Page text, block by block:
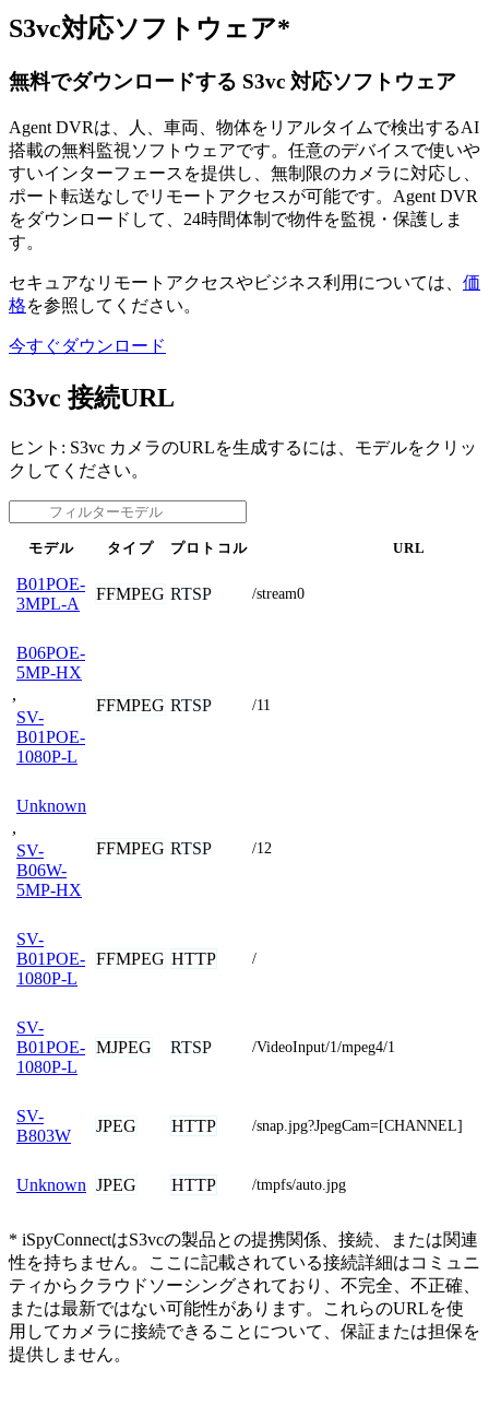
S3vc対応ソフトウェア*
無料でダウンロードする S3vc 対応ソフトウェア
Agent DVRは、人、車両、物体をリアルタイムで検出するAI
搭載の無料監視ソフトウェアです。任意のデバイスで使いや
すいインターフェースを提供し、無制限のカメラに対応し、
ポート転送なしでリモートアクセスが可能です。Agent DVR
をダウンロードして、24時間体制で物件を監視・保護しま
す。
セキュアなリモートアクセスやビジネス利用については、 価
格を参照してください。
今すぐダウンロード
S3vc 接続URL
ヒント: S3vc カメラのURLを生成するには、モデルをクリッ
クしてください。
モデル タイプ プロトコル URL
B01POE-
3MPL-A
FFMPEG RTSP /stream0
B06POE-
5MP-HX
,
SV-
B01POE-
1080P-L
FFMPEG RTSP /11
Unknown
,
SV-
B06W-
5MP-HX
FFMPEG RTSP /12
SV-
B01POE-
1080P-L
FFMPEG HTTP /
SV-
B01POE-
1080P-L
MJPEG RTSP /VideoInput/1/mpeg4/1
SV-
B803W
JPEG HTTP /snap.jpg?JpegCam=[CHANNEL]
Unknown JPEG HTTP /tmpfs/auto.jpg
* iSpyConnectはS3vcの製品との提携関係、接続、または関連
性を持ちません。ここに記載されている接続詳細はコミュニ
ティからクラウドソーシングされており、不完全、不正確、
または最新ではない可能性があります。これらのURLを使
用してカメラに接続できることについて、保証または担保を
提供しません。